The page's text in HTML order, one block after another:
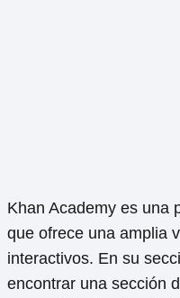
Khan Academy es una
que ofrece una amplia
interactivos. En su
encontrar una sección